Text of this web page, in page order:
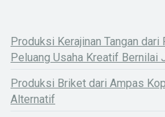
Produksi Kerajinan Tangan
Peluang Usaha Kreatif Bernilai
Produksi Briket dari Ampas
Alternatif